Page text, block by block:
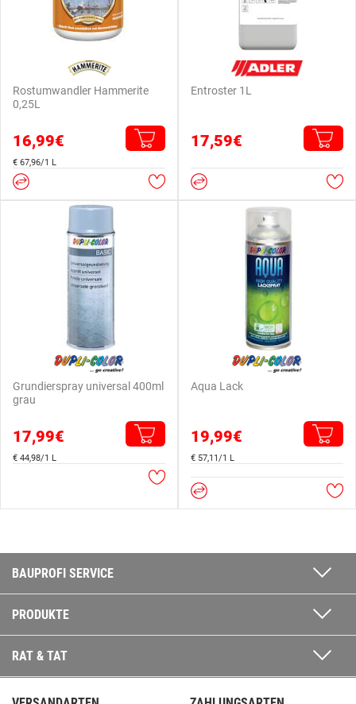
Rostumwandler Hammerite
0,25L
16,99€
€ 67,96/1 L
Entroster 1L
17,59€
Grundierspray universal 400ml
grau
17,99€
€ 44,98/1 L
Aqua Lack
19,99€
€ 57,11/1 L
BAUPROFI SERVICE
PRODUKTE
RAT & TAT